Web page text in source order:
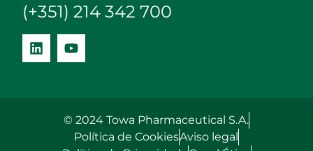
(+351) 214 342 700
© 2024 Towa Pharmaceutical S.A.
Política de CookiesAviso legal